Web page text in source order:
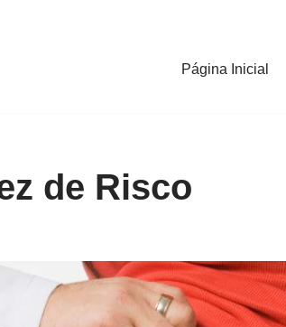
Página Inicial
de Risco